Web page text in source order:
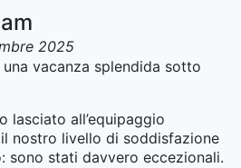
2025
una vacanza splendida sotto
lasciato all’equipaggio
nostro livello di soddisfazione
sono stati davvero eccezionali.